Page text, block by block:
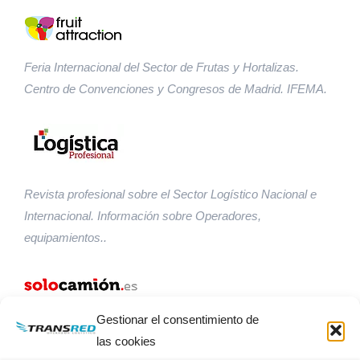
Gestionar el consentimiento de
las cookies
Feria Internacional del Sector de Frutas y Hortalizas.
Centro de Convenciones y Congresos de Madrid. IFEMA.
Revista profesional sobre el Sector Logístico Nacional e
Internacional. Información sobre Operadores,
equipamientos..
Web oficial sobre el mundo del Camión. Todas las
novedades en cuanto a fabricantes, modelos, servicios…